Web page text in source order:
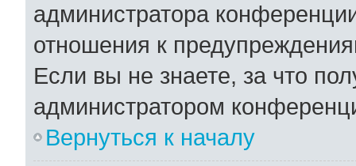
администратора
отношения к
Если вы не знаете, за что
администратором
Вернуться к началу